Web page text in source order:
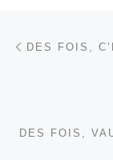
Parcourir
DES FOIS,
DES FOIS,